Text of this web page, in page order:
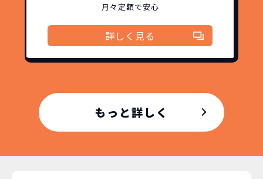
月々定額で安心
詳しく見る
もっと詳しく